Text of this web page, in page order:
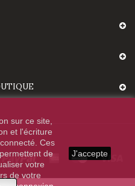
sur ce site,
et l'écriture
Ces
de
votre
de votre
J'accepte